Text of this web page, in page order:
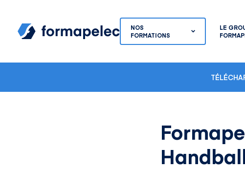
NOS
FORMATIONS
LE